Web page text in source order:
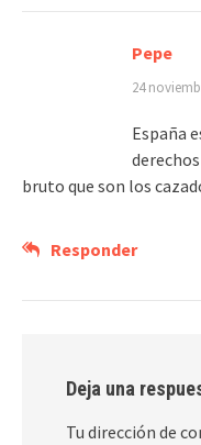
Pepe
24
España
bruto que son los
Responder
Deja una
Tu dirección de